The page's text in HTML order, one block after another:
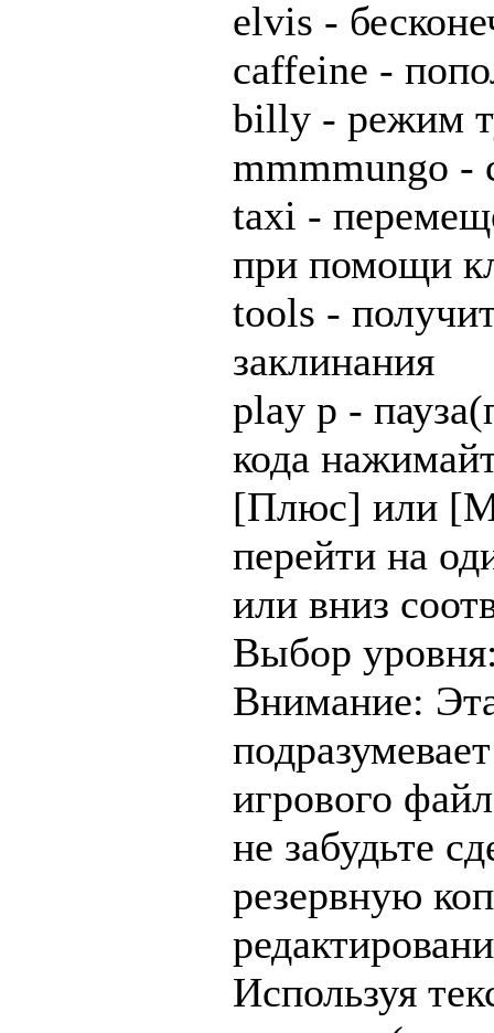
elvis -
caffeine -
billy - режим
mmmmungo -
taxi -
при помощи
tools -
заклинания
play p -
кода
[Плюс] или
перейти на
или вниз
Выбор
Внимание:
игрового
не забудьте
резервную
Используя